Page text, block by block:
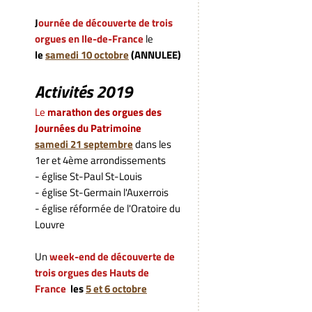
Journée de découverte de trois
orgues en Ile-de-France le
lesamedi 10 octobre(ANNULEE)
Activités 2019
Le marathon des orgues des
Journées du Patrimoine
samedi 21 septembredans les
1er et 4ème arrondissements
- église St-Paul St-Louis
- église St-Germain l'Auxerrois
- église réformée de l'Oratoire du
Louvre
Unweek-end de découverte de
troisorgues des Hauts de
France les5 et 6 octobre